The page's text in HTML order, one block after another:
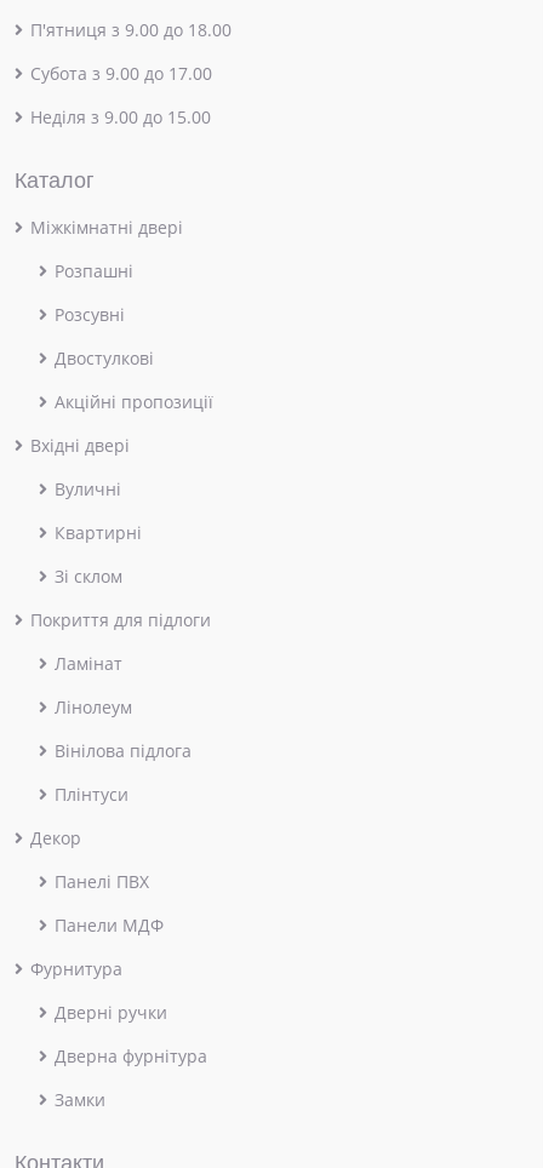
П'ятниця з 9.00 до 18.00
Субота з 9.00 до 17.00
Неділя з 9.00 до 15.00
Каталог
Міжкімнатні двері
Розпашні
Розсувні
Двостулкові
Акційні пропозиції
Вхідні двері
Вуличні
Квартирні
Зі склом
Покриття для підлоги
Ламінат
Лінолеум
Вінілова підлога
Плінтуси
Декор
Панелі ПВХ
Панели МДФ
Фурнитура
Дверні ручки
Дверна фурнітура
Замки
Контакти